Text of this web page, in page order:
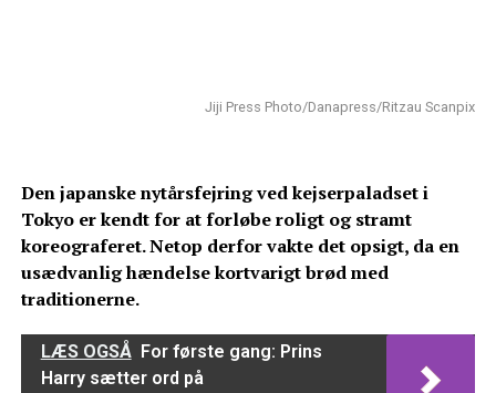
Jiji Press Photo/Danapress/Ritzau Scanpix
Den japanske nytårsfejring ved kejserpaladset i
Tokyo er kendt for at forløbe roligt og stramt
koreograferet. Netop derfor vakte det opsigt, da en
usædvanlig hændelse kortvarigt brød med
traditionerne.
LÆS OGSÅ For første gang: Prins
Harry sætter ord på